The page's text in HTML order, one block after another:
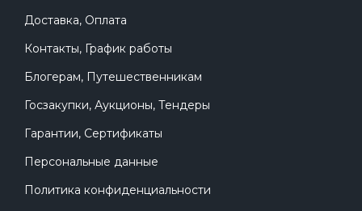
Доставка, Оплата
Контакты, График работы
Блогерам, Путешественникам
Госзакупки, Аукционы, Тендеры
Гарантии, Сертификаты
Персональные данные
Политика конфиденциальности